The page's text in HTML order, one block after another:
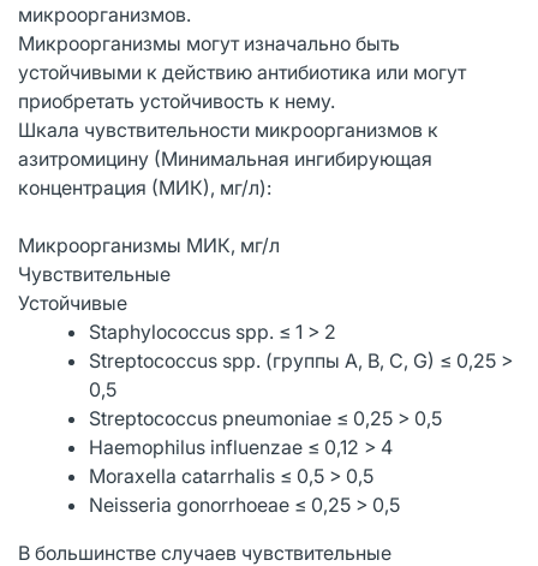
микроорганизмов.
Микроорганизмы могут изначально быть
устойчивыми к действию антибиотика или могут
приобретать устойчивость к нему.
Шкала чувствительности микроорганизмов к
азитромицину (Минимальная ингибирующая
концентрация (МИК), мг/л):
Микроорганизмы МИК, мг/л
Чувствительные
Устойчивые
Staphylococcus spp. ≤ 1 > 2
Streptococcus spp. (группы А, В, С, G) ≤ 0,25 >
0,5
Streptococcus pneumoniae ≤ 0,25 > 0,5
Нaemophilus influenzae ≤ 0,12 > 4
Мoraxella catarrhalis ≤ 0,5 > 0,5
Neisseria gonorrhoeae ≤ 0,25 > 0,5
В большинстве случаев чувствительные